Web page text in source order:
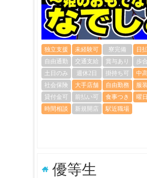
独立支援 未経験可 寮完備
日
自由通勤
交通支給 賞与あり
歩
土日のみ
週休2日 掛持ち可
中
社会保険
大手店舗 自由勤務
服
貸付金可
前払い可 食事つき
曜
時間相談
新規開店 駅近職場
優等生